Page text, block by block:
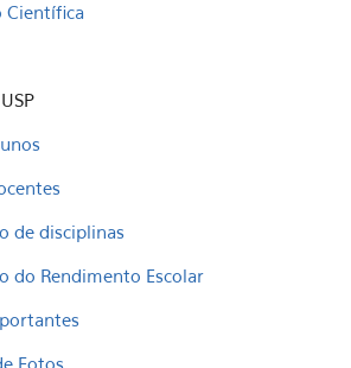
Científica
de disciplinas
do Rendimento Escolar
Fotos